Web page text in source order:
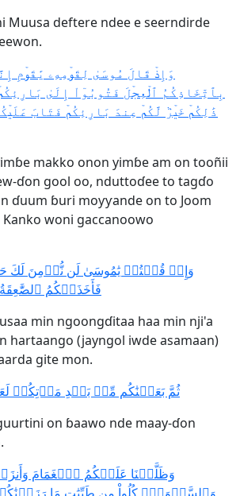
Muusa deftere ndee e seerndirde
وَإِذۡ قَالَ مُوسَىٰ لِقَوۡمِهِۦ يَٰقَوۡمِ
بِٱتِّخَاذِكُمُ ٱلۡعِجۡلَ فَتُوبُوٓاْ إِلَىٰ
ذَٰلِكُمۡ خَيۡرٞ لَّكُمۡ عِندَ بَارِئِكُمۡ فَتَابَ
makko onon yimɓe am on tooñii
ɗon gool oo, nduttoɗee to tagɗo
ɗuum ɓuri moƴƴande on to Joom
woni gaccanoowo
وَإِذۡ قُلۡتُمۡ يَٰمُوسَىٰ لَن نُّؤۡمِنَ لَكَ
فَأَخَذَتۡكُمُ ٱلصَّٰعِقَةُ
min ngoongɗitaa haa min nji'a
hartaango (jayngol iwde asamaan)
gite mon.
ثُمَّ بَعَثۡنَٰكُم مِّنۢ بَعۡدِ مَوۡتِكُمۡ
on ɓaawo nde maay-ɗon
وَظَلَّلۡنَا عَلَيۡكُمُ ٱلۡغَمَامَ